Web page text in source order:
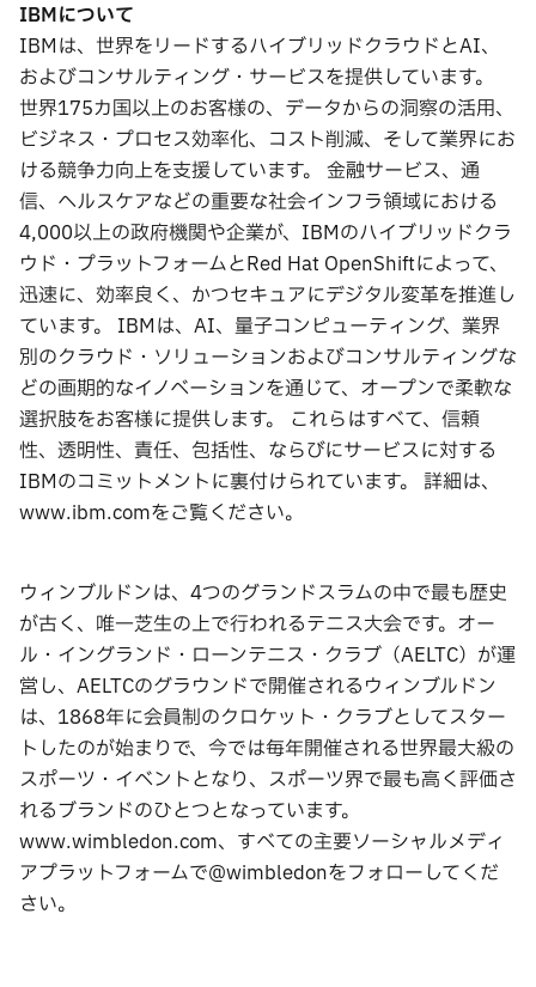
IBMについて
IBMは、世界をリードするハイブリッドクラウドとAI、
およびコンサルティング・サービスを提供しています。
世界175カ国以上のお客様の、データからの洞察の活用、
ビジネス・プロセス効率化、コスト削減、そして業界にお
ける競争力向上を支援しています。 金融サービス、通
信、ヘルスケアなどの重要な社会インフラ領域における
4,000以上の政府機関や企業が、IBMのハイブリッドクラ
ウド・プラットフォームとRed Hat OpenShiftによって、
迅速に、効率良く、かつセキュアにデジタル変革を推進し
ています。 IBMは、AI、量子コンピューティング、業界
別のクラウド・ソリューションおよびコンサルティングな
どの画期的なイノベーションを通じて、オープンで柔軟な
選択肢をお客様に提供します。 これらはすべて、信頼
性、透明性、責任、包括性、ならびにサービスに対する
IBMのコミットメントに裏付けられています。 詳細は、
www.ibm.comをご覧ください。
ウィンブルドンは、4つのグランドスラムの中で最も歴史
が古く、唯一芝生の上で行われるテニス大会です。オー
ル・イングランド・ローンテニス・クラブ（AELTC）が運
営し、AELTCのグラウンドで開催されるウィンブルドン
は、1868年に会員制のクロケット・クラブとしてスター
トしたのが始まりで、今では毎年開催される世界最大級の
スポーツ・イベントとなり、スポーツ界で最も高く評価さ
れるブランドのひとつとなっています。
www.wimbledon.com、すべての主要ソーシャルメディ
アプラットフォームで@wimbledonをフォローしてくだ
さい。